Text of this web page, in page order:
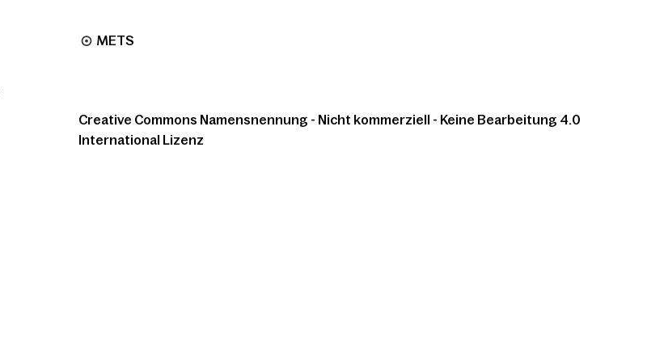
METS
Creative Commons Namensnennung - Nicht kommerziell - Keine Bearbeitung 4.0
International Lizenz